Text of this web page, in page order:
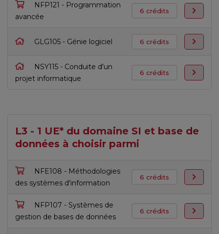
NFP121 - Programmation
avancée
6 crédits
GLG105 - Génie logiciel 6 crédits
NSY115 - Conduite d'un
projet informatique
6 crédits
L3 - 1 UE* du domaine SI et base de
données à choisir parmi
NFE108 - Méthodologies
des systèmes d'information
6 crédits
NFP107 - Systèmes de
gestion de bases de données
6 crédits